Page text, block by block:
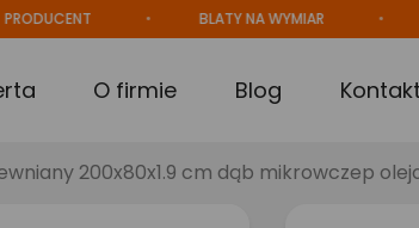
BLATY NA WYMIAR
O firmie Blog Kontakt
200x80x1.9 cm dąb mikrowczep